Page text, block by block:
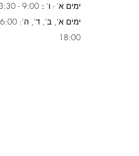
ימים א' - ו' :
18:00